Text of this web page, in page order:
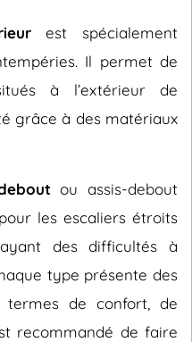
est spécialement
Il permet de
à l’extérieur de
grâce à des matériaux
ou assis-debout
les escaliers étroits
des difficultés à
type présente des
termes de confort, de
recommandé de faire